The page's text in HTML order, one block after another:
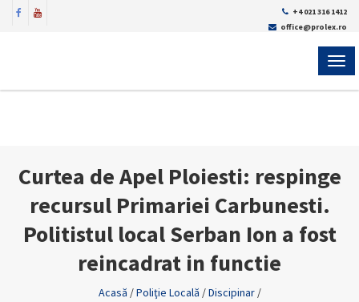
+4 021 316 1412
office@prolex.ro
Curtea de Apel Ploiesti: respinge
recursul Primariei Carbunesti.
Politistul local Serban Ion a fost
reincadrat in functie
Acasă /Poliţie Locală /Discipinar/